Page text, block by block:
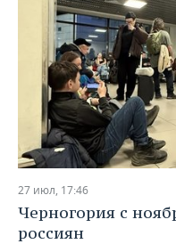
27 июл, 17:46
Черногория с
россиян